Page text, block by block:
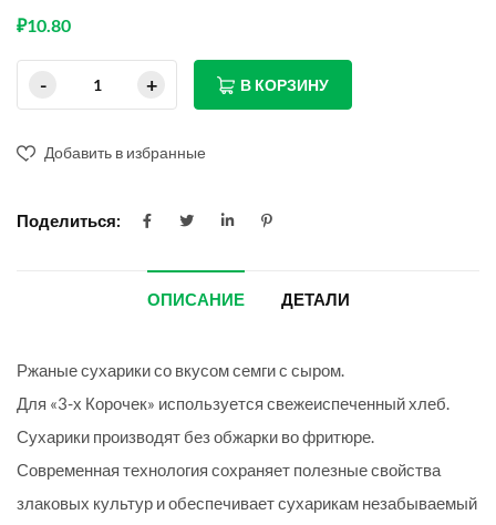
₽10.80
В КОРЗИНУ
Добавить в избранные
Поделиться:
ОПИСАНИЕ ДЕТАЛИ
Ржаные сухарики со вкусом семги с сыром.
Для «3-х Корочек» используется свежеиспеченный хлеб.
Сухарики производят без обжарки во фритюре.
Современная технология сохраняет полезные свойства
злаковых культур и обеспечивает сухарикам незабываемый